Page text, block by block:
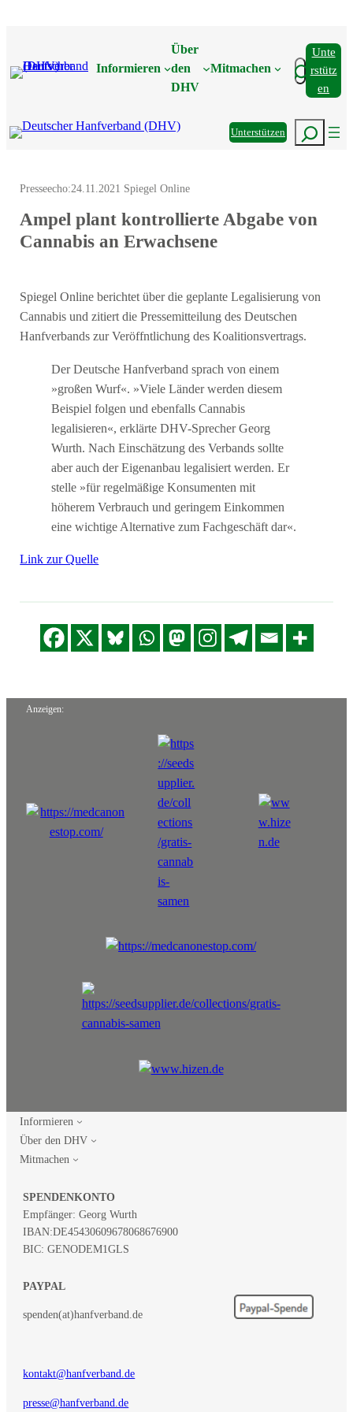
Informieren
Über
den
DHV
Mitmachen Suchen
Unte
Rstütz
En
UnterstützenSuchen
Presseecho:24.11.2021 Spiegel Online
Ampel plant kontrollierte Abgabe von
Cannabis an Erwachsene
Spiegel Online berichtet über die geplante Legalisierung von
Cannabis und zitiert die Pressemitteilung des Deutschen
Hanfverbands zur Veröffntlichung des Koalitionsvertrags.
Der Deutsche Hanfverband sprach von einem
»großen Wurf«. »Viele Länder werden diesem
Beispiel folgen und ebenfalls Cannabis
legalisieren«, erklärte DHV-Sprecher Georg
Wurth. Nach Einschätzung des Verbands sollte
aber auch der Eigenanbau legalisiert werden. Er
stelle »für regelmäßige Konsumenten mit
höherem Verbrauch und geringem Einkommen
eine wichtige Alternative zum Fachgeschäft dar«.
Link zur Quelle
Anzeigen:
Informieren
Über den DHV
Mitmachen
SPENDENKONTO
Empfänger: Georg Wurth
IBAN:DE45430609678068676900
BIC: GENODEM1GLS
PAYPAL
spenden(at)hanfverband.de
kontakt@hanfverband.de
presse@hanfverband.de